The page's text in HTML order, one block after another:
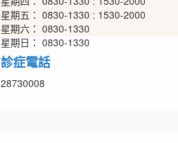
星期五： 0830-1330 : 1530-2000
星期六： 0830-1330
星期日： 0830-1330
診症電話
28730008